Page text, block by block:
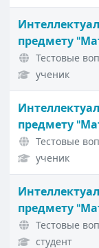
предмету
Тестовые
ученик
предмету
Тестовые
ученик
предмету
Тестовые
студент